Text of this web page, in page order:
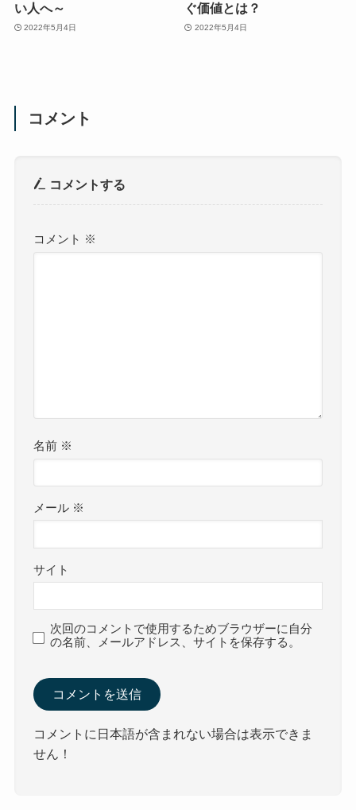
い人へ～
2022年5月4日
ぐ価値とは？
2022年5月4日
コメント
コメントする
コメント ※
名前 ※
メール ※
サイト
次回のコメントで使用するためブラウザーに自分
の名前、メールアドレス、サイトを保存する。
コメントに日本語が含まれない場合は表示できま
せん！